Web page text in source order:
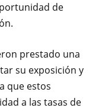
de
prestado una
su exposición y
que estos
a las tasas de